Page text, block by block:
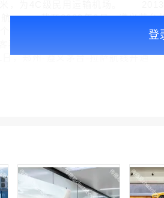
航。 截至2023年3月，遵义茅台
个;通航城市33个。 2024年冬春
，郑州-遵义茅台-拉萨航线开通
登